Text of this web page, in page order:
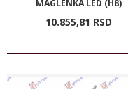
MAGLENKA LED (H8)
10.855,81 RSD